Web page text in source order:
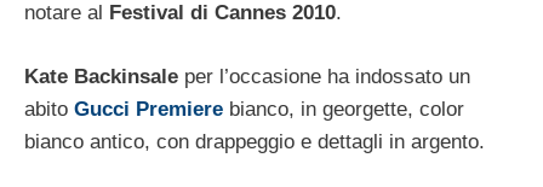
notare al Festival di Cannes 2010.
Kate Backinsale per l’occasione ha indossato un
abito Gucci Premiere bianco, in georgette, color
bianco antico, con drappeggio e dettagli in argento.